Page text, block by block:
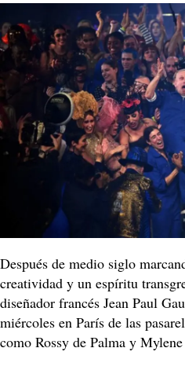
Después de medio siglo
creatividad y un espíritu
diseñador francés Jean Paul
miércoles en París de las
como Rossy de Palma y Mylene